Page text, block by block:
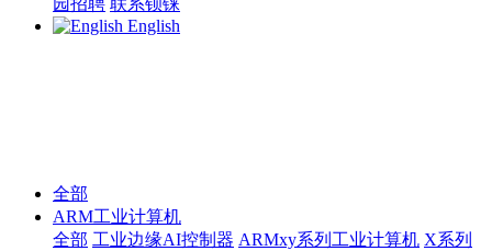
园招聘 联系钡铼
English
全部
ARM工业计算机
全部 工业边缘AI控制器 ARMxy系列工业计算机 X系列